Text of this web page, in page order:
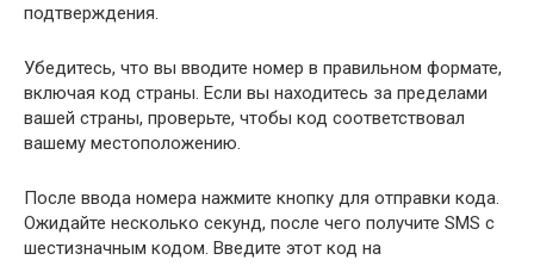
подтверждения.
Убедитесь, что вы вводите номер в правильном формате,
включая код страны. Если вы находитесь за пределами
вашей страны, проверьте, чтобы код соответствовал
вашему местоположению.
После ввода номера нажмите кнопку для отправки кода.
Ожидайте несколько секунд, после чего получите SMS с
шестизначным кодом. Введите этот код на